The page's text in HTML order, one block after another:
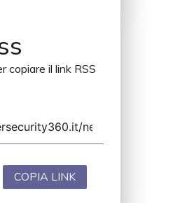
copiare il link RSS
COPIA LINK